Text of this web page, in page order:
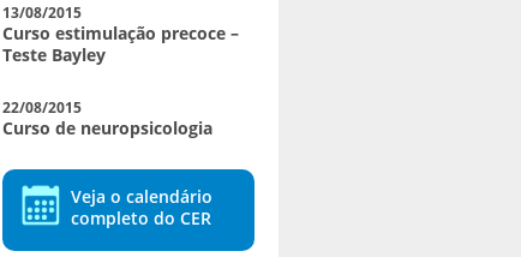
13/08/2015
Curso estimulação precoce –
Teste Bayley
22/08/2015
Curso de neuropsicologia
Veja o calendário
completo do CER